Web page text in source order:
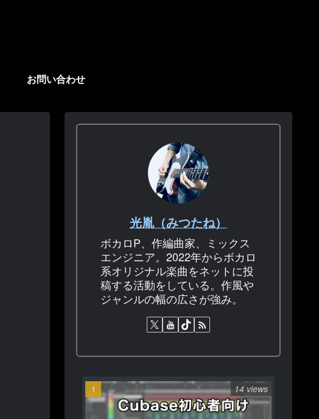
お問い合わせ
光胤（みつたね）
ボカロP、作編曲家、ミックス
エンジニア。2022年からボカロ
系オリジナル楽曲をネットに投
稿する活動をしている。作風や
ジャンルの幅の広さが強み。
14 views